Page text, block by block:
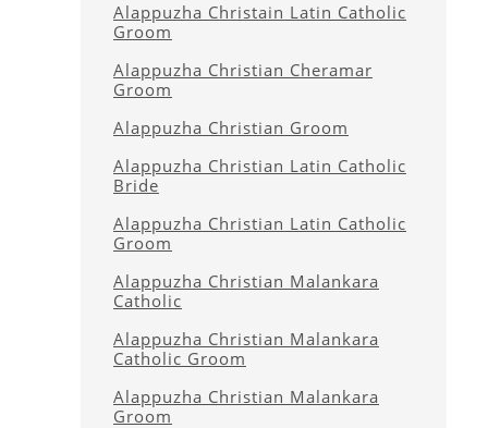
Alappuzha Christain Latin Catholic
Groom
Alappuzha Christian Cheramar
Groom
Alappuzha Christian Groom
Alappuzha Christian Latin Catholic
Bride
Alappuzha Christian Latin Catholic
Groom
Alappuzha Christian Malankara
Catholic
Alappuzha Christian Malankara
Catholic Groom
Alappuzha Christian Malankara
Groom